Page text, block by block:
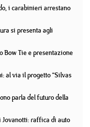
i carabinieri arrestano
si presenta agli
Bow Tie e presentazione
al via il progetto “Silvas
parla del futuro della
raffica di auto